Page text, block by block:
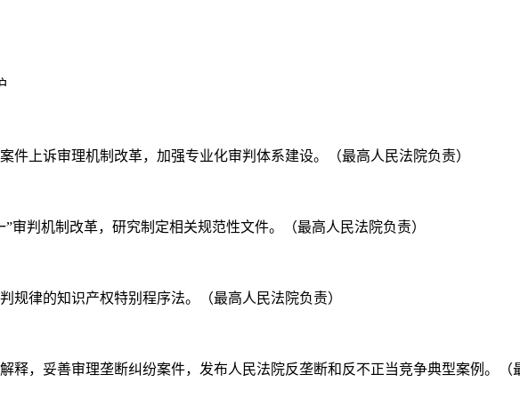
件上诉审理机制改革，加强专业化审判体系建设。（最高人民法院负责）
”审判机制改革，研究制定相关规范性文件。（最高人民法院负责）
规律的知识产权特别程序法。（最高人民法院负责）
释，妥善审理垄断纠纷案件，发布人民法院反垄断和反不正当竞争典型案例。（